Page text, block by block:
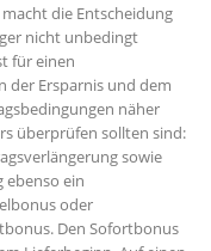
die Entscheidung
nicht unbedingt
für einen
der Ersparnis und dem
näher
überprüfen sollten sind:
sowie
ein
oder
Den Sofortbonus